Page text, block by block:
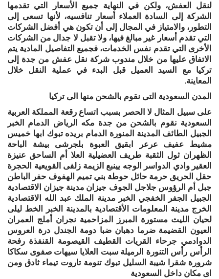
لنقل العفش، ولكن في النهاية جميع الأسعار التي تقدمها
الشركة إلى السادة العملاء أسعار تنافسيه، لأنها تسعى إلى
التطور، والامتياز في المجال إلى أن تكون هي أفضل الشركات
التي تقدم أسعار غير مبالغ فيها، ولا تقبل لا جدال من الشركات
الأخرى التي تقدم نفس الخدمات، فجميع التفاصيل المادية يتم
الاتفاق عليها من خلال مندوب شركة نقل عفش من جدة إلى
تركيا مع السيد العميل قبل البدء في عملية النقل خلال
المعاينة.
المدن السعودية التى نقوم بالشحن منها الى تركيا
على سبيل المثال لا الحصر بسبب اتساع رقعة المملكة العربية
السعودية نقوم بالشحن من جدة مكه الرياض الدمام الخبر
الجبيل الطائف المدينة المنورة الدمام بريده تبوك ابها خميس
مشيط عفيف عرعر ابقيق العبوة بلجرشى بيشة الباحة
الظهران ثول الثقبة طريف العضيلية العلا أم الساحق عنيزة
العقير وادي الدواسر الوجه يينبع الزيمة زلفى القويعية الحجرة
حقل الحريق حرمة حائل حوطة بني تميم الهفوف حفر الباطن
جبل أم الرؤوس جلاجل الجوف جيزان مدينة جيزان الاقتصادية
الجبيل الجفر الخفجي الخبر مدينة الملك عبد الله الاقتصادية
الخرج مدينة المعلومات الأقتصادية بالمدينة الخبر الخط ليلى
لحيان الليث مستورة المبرز المزاحمية نجران أملج العمران
العيون القضيمة ضرما دهبان ضبا دومة الجندل درة العروس
الدوادمي جرحاء القريات القطيف القيصومة القنفذة رفحة
الرأس رأس التنورة الرميلة سبت العلايا سيهات صفوى سكاكا
شرورة شقرا شيبة السليل تبوك تنومة تاروت تيماء ثادق ومن
اى مكان داخل السعودية